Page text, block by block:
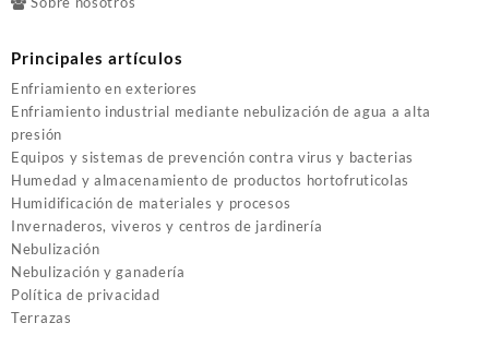
Principales artículos
Enfriamiento en exteriores
Enfriamiento industrial mediante nebulización de agua a alta
presión
Equipos y sistemas de prevención contra virus y bacterias
Humedad y almacenamiento de productos hortofruticolas
Humidificación de materiales y procesos
Invernaderos, viveros y centros de jardinería
Nebulización
Nebulización y ganadería
Política de privacidad
Terrazas